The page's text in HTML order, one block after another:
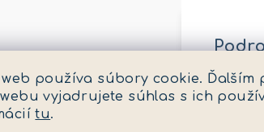
web používa súbory cookie. Ďalším
vyjadrujete súhlas s ich
tu.
v
a